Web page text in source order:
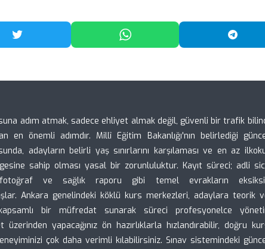
Twitter'da Paylaş WhatsApp'ta Paylaş
adım atmak, sadece ehliyet almak değil, güvenli bir trafik
en önemli adımdır. Millî Eğitim Bakanlığı'nın belirlediği
adayların belirli yaş sınırlarını karşılaması ve en az
sahip olması yasal bir zorunluluktur. Kayıt süreci; adli
ve sağlık raporu gibi temel evrakların
Ankara genelindeki köklü kurs merkezleri, adaylara teorik
bir müfredat sunarak süreci profesyonelce
üzerinden yapacağınız ön hazırlıklarla hızlandırabilir, doğru
çok daha verimli kılabilirsiniz. Sınav sistemindeki